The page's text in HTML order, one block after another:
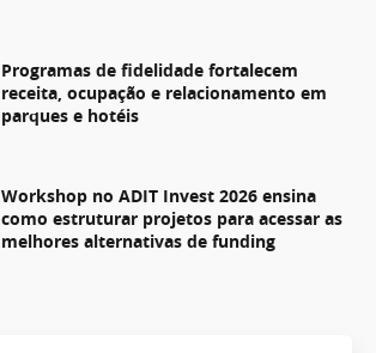
Programas de fidelidade fortalecem
receita, ocupação e relacionamento em
parques e hotéis
Workshop no ADIT Invest 2026 ensina
como estruturar projetos para acessar as
melhores alternativas de funding